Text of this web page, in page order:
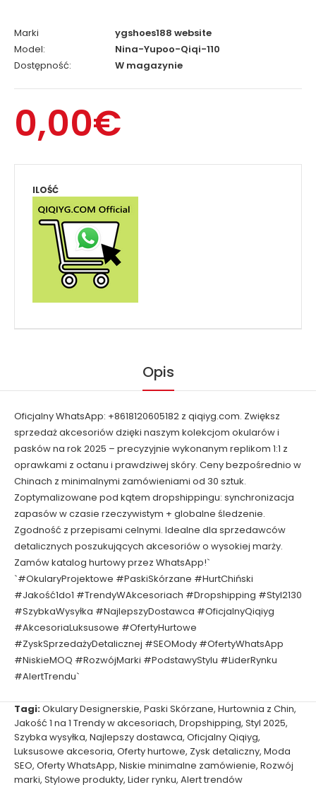
Marki
ygshoes188 website
Model:
Nina-Yupoo-Qiqi-110
Dostępność:
W magazynie
0,00€
ILOŚĆ
Opis
Oficjalny WhatsApp: +8618120605182 z qiqiyg.com. Zwiększ
sprzedaż akcesoriów dzięki naszym kolekcjom okularów i
pasków na rok 2025 – precyzyjnie wykonanym replikom 1:1 z
oprawkami z octanu i prawdziwej skóry. Ceny bezpośrednio w
Chinach z minimalnymi zamówieniami od 30 sztuk.
Zoptymalizowane pod kątem dropshippingu: synchronizacja
zapasów w czasie rzeczywistym + globalne śledzenie.
Zgodność z przepisami celnymi. Idealne dla sprzedawców
detalicznych poszukujących akcesoriów o wysokiej marży.
Zamów katalog hurtowy przez WhatsApp!`
`#OkularyProjektowe #PaskiSkórzane #HurtChiński
#Jakość1do1 #TrendyWAkcesoriach #Dropshipping #Styl2130
#SzybkaWysyłka #NajlepszyDostawca #OficjalnyQiqiyg
#AkcesoriaLuksusowe #OfertyHurtowe
#ZyskSprzedażyDetalicznej #SEOMody #OfertyWhatsApp
#NiskieMOQ #RozwójMarki #PodstawyStylu #LiderRynku
#AlertTrendu`
Tagi:Okulary Designerskie, Paski Skórzane, Hurtownia z Chin,
Jakość 1 na 1 Trendy w akcesoriach, Dropshipping, Styl 2025,
Szybka wysyłka, Najlepszy dostawca, Oficjalny Qiqiyg,
Luksusowe akcesoria, Oferty hurtowe, Zysk detaliczny, Moda
SEO, Oferty WhatsApp, Niskie minimalne zamówienie, Rozwój
marki, Stylowe produkty, Lider rynku, Alert trendów